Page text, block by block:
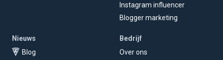
Instagram influencer
Blogger marketing
Nieuws
Blog
Bedrijf
Over ons